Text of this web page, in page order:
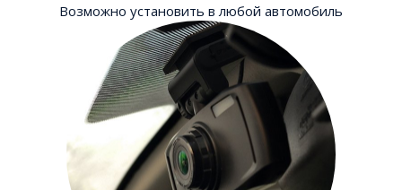
Возможно установить в любой автомобиль